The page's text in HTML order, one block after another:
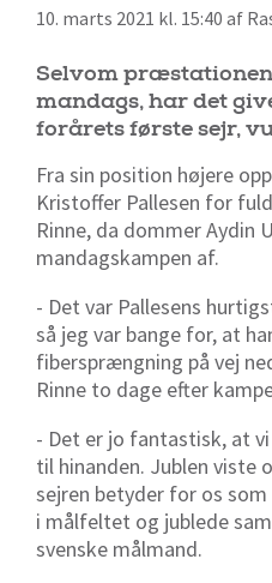
10. marts 2021 kl. 15:40 af
Selvom
mandags, har det
forårets første sejr,
Fra sin position højere
Kristoffer Pallesen for
Rinne, da dommer Aydin
mandagskampen af.
- Det var Pallesens
så jeg var bange for, at
fibersprængning på vej
Rinne to dage efter
- Det er jo fantastisk, at
til hinanden. Jublen viste
sejren betyder for os
i målfeltet og jublede
svenske målmand.